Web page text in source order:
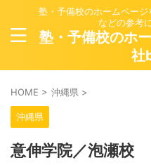
塾・予備校のホームペー
などの参考
塾・予備校のホ
社
HOME > 沖縄県 >
沖縄県
意伸学院／泡瀬校